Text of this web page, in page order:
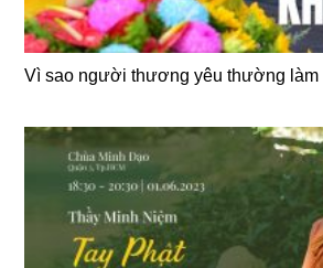
Vì sao người thương yêu thường làm